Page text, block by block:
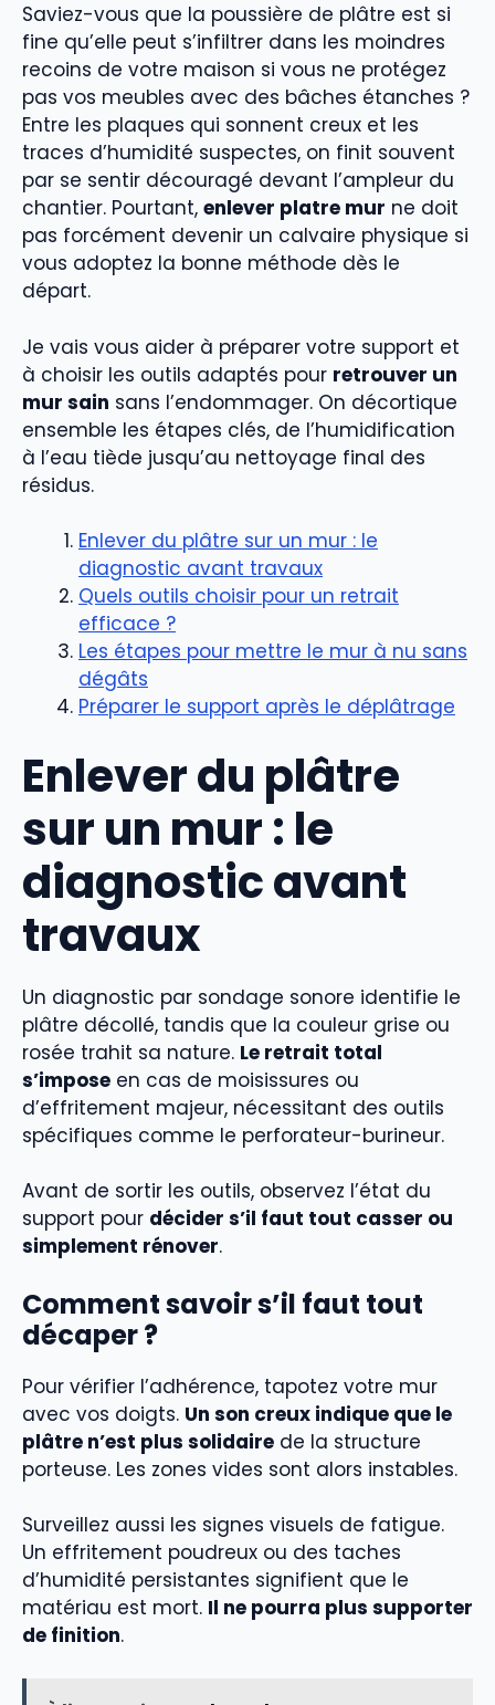
Saviez-vous que la poussière de plâtre est si
fine qu’elle peut s’infiltrer dans les moindres
recoins de votre maison si vous ne protégez
pas vos meubles avec des bâches étanches ?
Entre les plaques qui sonnent creux et les
traces d’humidité suspectes, on finit souvent
par se sentir découragé devant l’ampleur du
chantier. Pourtant, enlever platre mur ne doit
pas forcément devenir un calvaire physique si
vous adoptez la bonne méthode dès le
départ.
Je vais vous aider à préparer votre support et
à choisir les outils adaptés pour retrouver un
mur sain sans l’endommager. On décortique
ensemble les étapes clés, de l’humidification
à l’eau tiède jusqu’au nettoyage final des
résidus.
Enlever du plâtre sur un mur : le
diagnostic avant travaux
Quels outils choisir pour un retrait
efficace ?
Les étapes pour mettre le mur à nu sans
dégâts
Préparer le support après le déplâtrage
Enlever du plâtre
sur un mur : le
diagnostic avant
travaux
Un diagnostic par sondage sonore identifie le
plâtre décollé, tandis que la couleur grise ou
rosée trahit sa nature. Le retrait total
s’impose en cas de moisissures ou
d’effritement majeur, nécessitant des outils
spécifiques comme le perforateur-burineur.
Avant de sortir les outils, observez l’état du
support pour décider s’il faut tout casser ou
simplement rénover.
Comment savoir s’il faut tout
décaper ?
Pour vérifier l’adhérence, tapotez votre mur
avec vos doigts. Un son creux indique que le
plâtre n’est plus solidaire de la structure
porteuse. Les zones vides sont alors instables.
Surveillez aussi les signes visuels de fatigue.
Un effritement poudreux ou des taches
d’humidité persistantes signifient que le
matériau est mort. Il ne pourra plus supporter
de finition.